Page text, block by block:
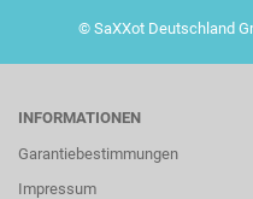
© SaXXot Deutschland
INFORMATIONEN
Garantiebestimmungen
Impressum